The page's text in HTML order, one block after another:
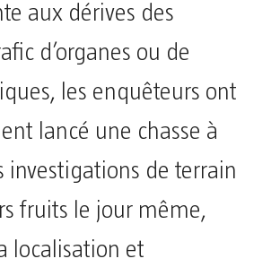
aux dérives des
d’organes ou de
les enquêteurs ont
lancé une chasse à
investigations de terrain
fruits le jour même,
localisation et